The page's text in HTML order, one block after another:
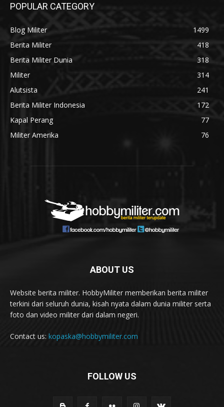
POPULAR CATEGORY
Blog Militer
1499
Berita Militer
418
Berita Militer Dunia
318
Militer
314
Alutsista
241
Berita Militer Indonesia
172
Kapal Perang
77
Militer Amerika
76
ABOUT US
Website berita militer. HobbyMiliter memberikan berita militer
terkini dari seluruh dunia, kisah nyata dalam dunia militer serta
foto dan video militer dari dalam negeri.
Contact us: kopaska@hobbymiliter.com
FOLLOW US